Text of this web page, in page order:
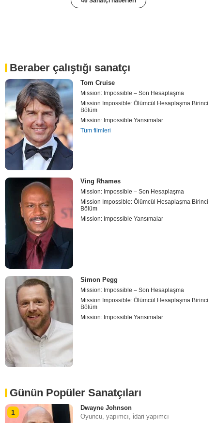
Beraber çalıştığı sanatçı
Tom Cruise
Mission: Impossible – Son Hesaplaşma
Mission Impossible: Ölümcül Hesaplaşma Birinci
Bölüm
Mission: Impossible Yansımalar
Tüm filmleri
Ving Rhames
Mission: Impossible – Son Hesaplaşma
Mission Impossible: Ölümcül Hesaplaşma Birinci
Bölüm
Mission: Impossible Yansımalar
Simon Pegg
Mission: Impossible – Son Hesaplaşma
Mission Impossible: Ölümcül Hesaplaşma Birinci
Bölüm
Mission: Impossible Yansımalar
Günün Popüler Sanatçıları
1
Dwayne Johnson
Oyuncu, yapımcı, i̇dari yapımcı